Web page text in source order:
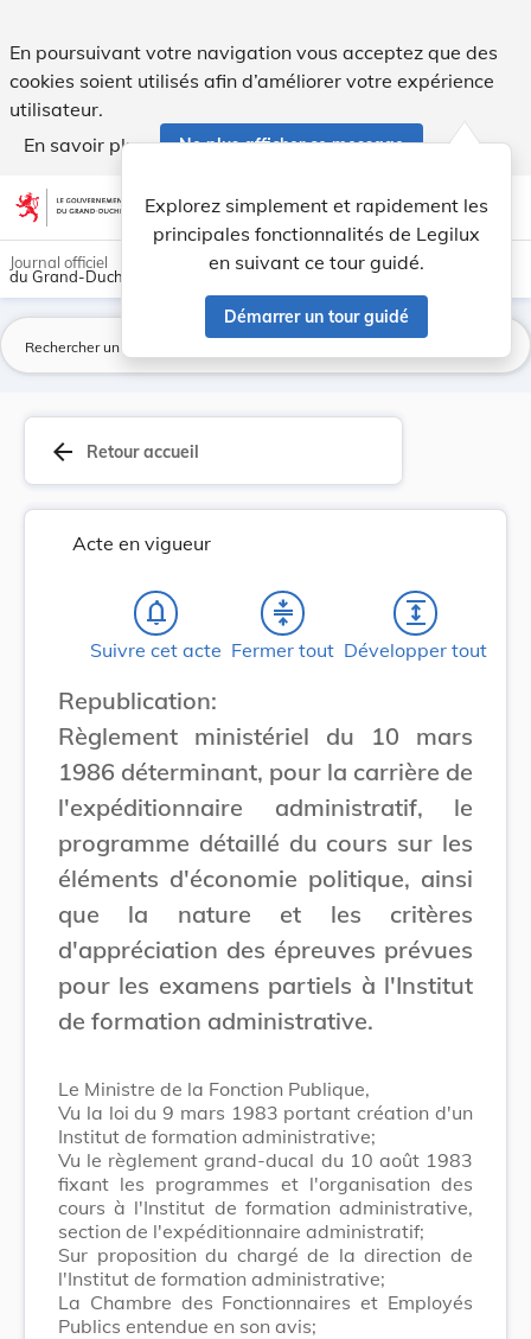
En poursuivant votre navigation vous acceptez que des
cookies soient utilisés afin d’améliorer votre expérience
utilisateur.
En savoir plus
Ne plus afficher ce message
Aller au contenu account_circle help Aide
Explorez simplement et rapidement les
principales fonctionnalités de Legilux
en suivant ce tour guidé.
Démarrer un tour guidé
light_mode dark_mode
Journal officiel
du Grand-Duché de Luxembourg
arrow_back Retour accueil
Acte en vigueur
notifications_none
Suivre cet acte
compress
Fermer tout
expand
Développer tout
Republication:
Règlement ministériel du 10 mars
1986 déterminant, pour la carrière de
l'expéditionnaire administratif, le
programme détaillé du cours sur les
éléments d'économie politique, ainsi
que la nature et les critères
d'appréciation des épreuves prévues
pour les examens partiels à l'Institut
de formation administrative.
Le Ministre de la Fonction Publique,
Vu la loi du 9 mars 1983 portant création d'un
Institut de formation administrative;
Vu le règlement grand-ducal du 10 août 1983
fixant les programmes et l'organisation des
cours à l'Institut de formation administrative,
section de l'expéditionnaire administratif;
Sur proposition du chargé de la direction de
l'Institut de formation administrative;
La Chambre des Fonctionnaires et Employés
Publics entendue en son avis;